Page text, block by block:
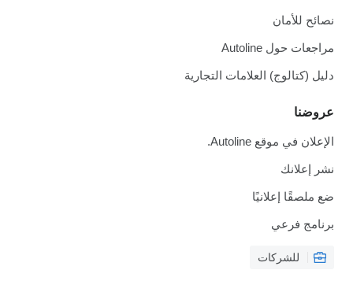
نصائح للأمان
مراجعات حول Autoline
دليل (كتالوج) العلامات التجارية
عروضنا
الإعلان في موقع Autoline.
نشر إعلانك
ضع ملصقًا إعلانيًا
برنامج فرعي
للشركات